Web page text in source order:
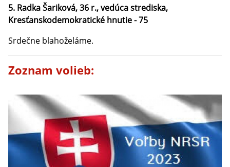
5. Radka Šariková, 36 r., vedúca strediska,
Kresťanskodemokratické hnutie - 75
Srdečne blahoželáme.
Zoznam volieb: